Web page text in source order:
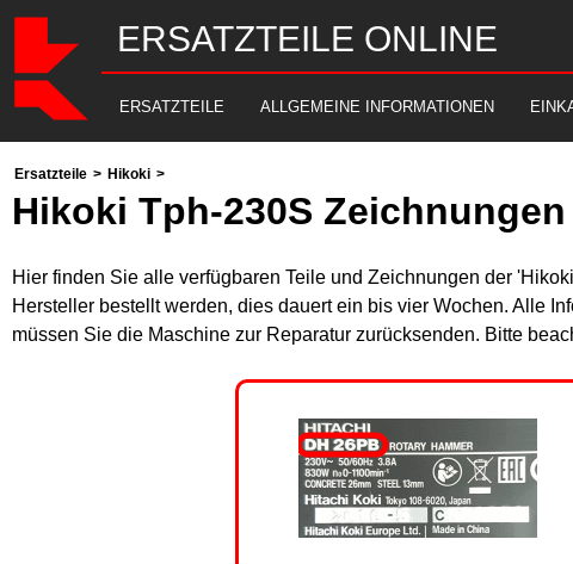
ERSATZTEILE ONLINE
ERSATZTEILE ALLGEMEINE INFORMATIONEN
Ersatzteile > Hikoki >
Hikoki Tph-230S
Hier finden Sie alle verfügbaren Teile und Zeichnungen der
Hersteller bestellt werden, dies dauert ein bis vier Wochen. Alle
müssen Sie die Maschine zur Reparatur zurücksenden. Bitte